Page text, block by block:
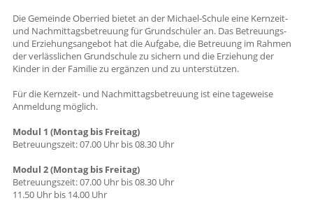
Die Gemeinde Oberried bietet an der Michael-Schule eine Kernzeit-
und Nachmittagsbetreuung für Grundschüler an. Das Betreuungs-
und Erziehungsangebot hat die Aufgabe, die Betreuung im Rahmen
der verlässlichen Grundschule zu sichern und die Erziehung der
Kinder in der Familie zu ergänzen und zu unterstützen.
Für die Kernzeit- und Nachmittagsbetreuung ist eine tageweise
Anmeldung möglich.
Modul 1 (Montag bis Freitag)
Betreuungszeit: 07.00 Uhr bis 08.30 Uhr
Modul 2 (Montag bis Freitag)
Betreuungszeit: 07.00 Uhr bis 08.30 Uhr
11.50 Uhr bis 14.00 Uhr